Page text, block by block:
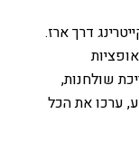
דרך ארז.
שולחנות,
ערכו את הכל